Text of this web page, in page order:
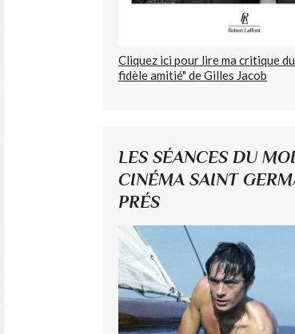
Cliquez ici pour lire ma critique
fidèle amitié" de Gilles Jacob
LES SÉANCES DU
CINÉMA SAINT
PRÉS